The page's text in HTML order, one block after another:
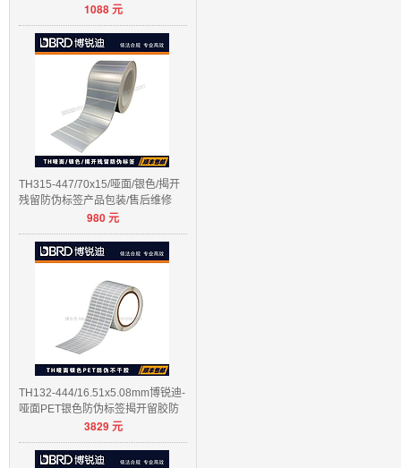
1088元
TH315-447/70x15/哑面/银色/揭开
残留防伪标签产品包装/售后维修
980元
TH132-444/16.51x5.08mm博锐迪-
哑面PET银色防伪标签揭开留胶防
3829元